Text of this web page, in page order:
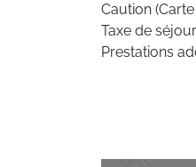
Caution
Taxe de séjour.
Prestations